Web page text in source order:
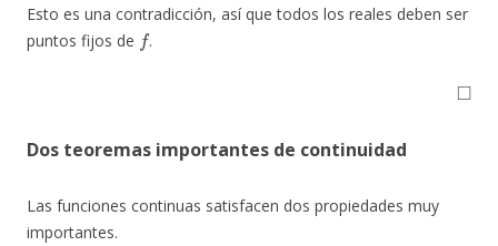
Esto es una contradicción, así que todos los reales deben ser
puntos fijos de
f
.
◻
Dos teoremas importantes de continuidad
Las funciones continuas satisfacen dos propiedades muy
importantes.